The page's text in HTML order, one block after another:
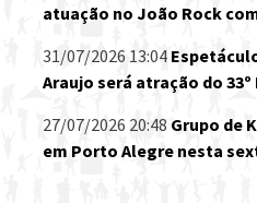
atuação no João Rock
31/07/2026 13:04
Araujo será atração do 33º
27/07/2026 20:48 Grupo de
em Porto Alegre nesta